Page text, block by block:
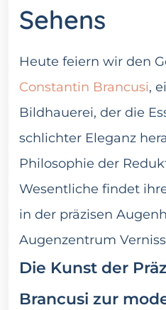
Sehens
Heute feiern wir den
Constantin Brancusi,
Bildhauerei, der die
schlichter Eleganz
Philosophie der
Wesentliche findet
in der präzisen
Augenzentrum
Die Kunst der
Brancusi zur